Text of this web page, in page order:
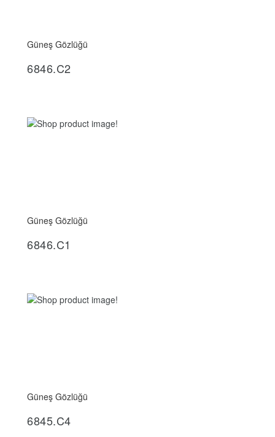
Güneş Gözlüğü
6846.C2
Güneş Gözlüğü
6846.C1
Güneş Gözlüğü
6845.C4